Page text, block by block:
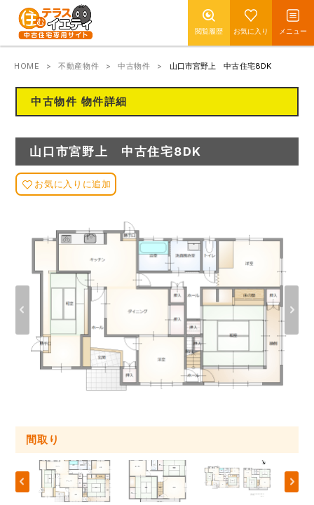
閲覧履歴 お気に入り メニュー
HOME 不動産物件 中古物件 山口市宮野上 中古住宅8DK
中古物件 物件詳細
山口市宮野上 中古住宅8DK
お気に入りに追加
外観・内観
間取り
間取り
間取り
外観・内観
外観・内観
外観・内観
外観・内観
外観・内観
外観・内観
外観・内観
外観・内観
外観・内観
外観・内観
外観・内観
外観・内観